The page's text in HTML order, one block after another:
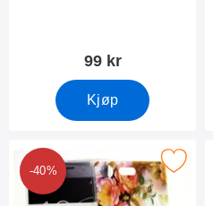
99 kr
Kjøp
-40%
Designdeksel Sony Xperia XZ
Merk tPU